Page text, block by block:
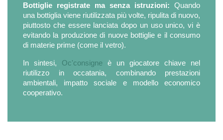
Bottiglie registrate ma senza istruzioni: Quando
una bottiglia viene riutilizzata più volte, ripulita di nuovo,
piuttosto che essere lanciata dopo un uso unico, vi è
evitando la produzione di nuove bottiglie e il consumo
di materie prime (come il vetro).
In sintesi, Oc'consigne è un giocatore chiave nel
riutilizzo in occatania, combinando prestazioni
ambientali, impatto sociale e modello economico
cooperativo.